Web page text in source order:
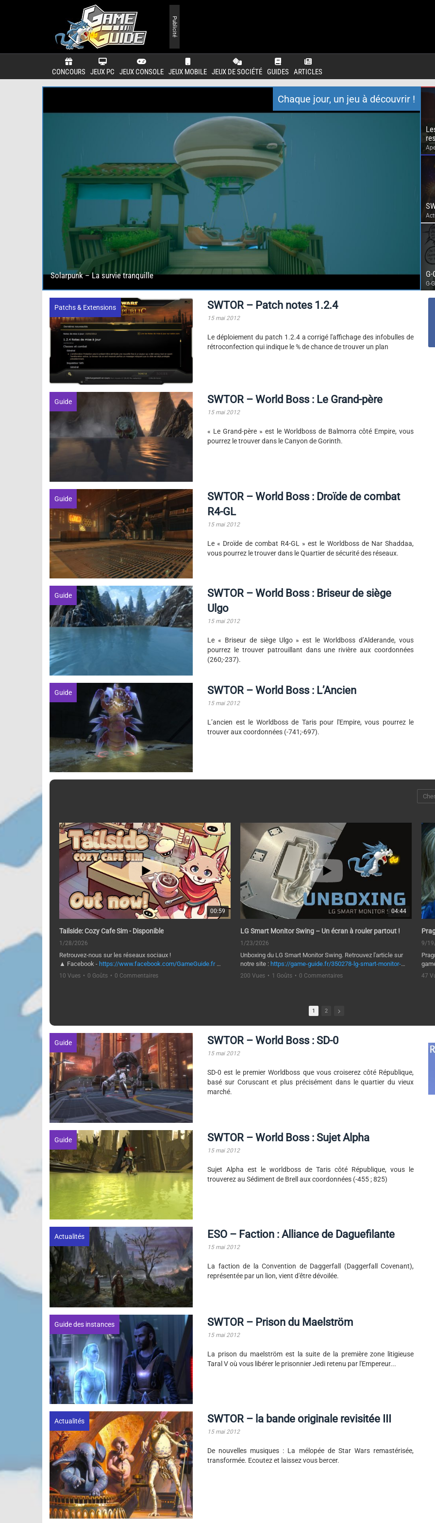
CONCOURS JEUX PC JEUX CONSOLE JEUX MOBILE JEUX DE SOCIÉTÉ GUIDES ARTICLES
Publicité
Chaque jour, un jeu à découvrir !
Solarpunk – La survie tranquille
G-
Patchs & Extensions SWTOR – Patch notes 1.2.4
15 mai 2012
Le déploiement du patch 1.2.4 a corrigé l'affichage des infobulles de
rétroconfection qui indique le % de chance de trouver un plan
Guide SWTOR – World Boss : Le Grand-père
15 mai 2012
« Le Grand-père » est le Worldboss de Balmorra côté Empire, vous
pourrez le trouver dans le Canyon de Gorinth.
Guide
SWTOR – World Boss : Droïde de combat
R4-GL
15 mai 2012
Le « Droïde de combat R4-GL » est le Worldboss de Nar Shaddaa,
vous pourrez le trouver dans le Quartier de sécurité des réseaux.
Guide
SWTOR – World Boss : Briseur de siège
Ulgo
15 mai 2012
Le « Briseur de siège Ulgo » est le Worldboss d’Alderande, vous
pourrez le trouver patrouillant dans une rivière aux coordonnées
(260;-237).
Guide SWTOR – World Boss : L’Ancien
15 mai 2012
L’ancien est le Worldboss de Taris pour l'Empire, vous pourrez le
trouver aux coordonnées (-741;-697).
00:59
Tailside: Cozy Cafe Sim - Disponible
1/28/2026
Retrouvez-nous sur les réseaux sociaux !
▲ Facebook - https://www.facebook.com/GameGuide.fr
▲ Twitter - https://twitter.com/GameGuideFR
10 Vues • 0 Goûts • 0 Commentaires
04:44
LG Smart Monitor Swing – Un écran à rouler partout !
1/23/2026
Unboxing du LG Smart Monitor Swing. Retrouvez l'article sur
notre site : https://game-guide.fr/350278-lg-smart-monitor-
swing-un-ecran-a-rouler-partout/
https://twitter.com/GameGuideFR
https://plus.google.com/u/0/+Game-
guideFr/posts
http://steamcommunity.com/groups/GameGuideFR
200 Vues • 1 Goûts • 0 Commentaires
9/
▲
▲
▲
47
1 2
Guide SWTOR – World Boss : SD-0
15 mai 2012
SD-0 est le premier Worldboss que vous croiserez côté République,
basé sur Coruscant et plus précisément dans le quartier du vieux
marché.
Guide SWTOR – World Boss : Sujet Alpha
15 mai 2012
Sujet Alpha est le worldboss de Taris côté République, vous le
trouverez au Sédiment de Brell aux coordonnées (-455 ; 825)
Actualités ESO – Faction : Alliance de Daguefilante
15 mai 2012
La faction de la Convention de Daggerfall (Daggerfall Covenant),
représentée par un lion, vient d'être dévoilée.
Guide des instances SWTOR – Prison du Maelström
15 mai 2012
La prison du maelström est la suite de la première zone litigieuse
Taral V où vous libérer le prisonnier Jedi retenu par l'Empereur...
Actualités SWTOR – la bande originale revisitée III
15 mai 2012
De nouvelles musiques : La mélopée de Star Wars remastérisée,
transformée. Ecoutez et laissez vous bercer.